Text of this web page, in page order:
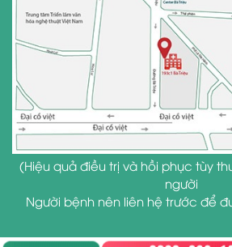
(Hiệu quả điều trị và hồi phục tùy
người
Người bệnh nên liên hệ trước để